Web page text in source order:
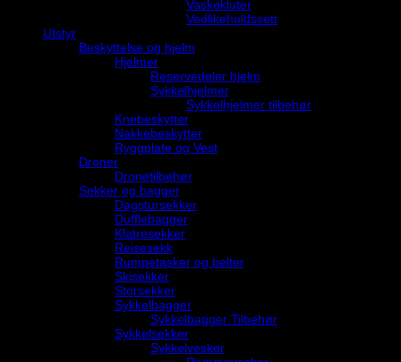
Vaskekluter
Vedlikeholdssett
Utstyr
Beskyttelse og hjelm
Hjelmer
Reservedeler hjelm
Sykkelhjelmer
Sykkelhjelmer tilbehør
Knebeskytter
Nakkebeskytter
Ryggplate og Vest
Droner
Dronetilbehør
Sekker og bagger
Dagstursekker
Dufflebagger
Klatresekker
Reisesekk
Rumpetasker og belter
Skisekker
Storsekker
Sykkelbagger
Sykkelbagger Tilbehør
Sykkelsekker
Sykkelvesker